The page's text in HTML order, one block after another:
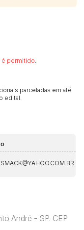
é permitido
parceladas em até
edital.
André - SP. CEP